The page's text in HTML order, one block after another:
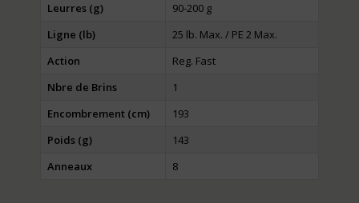
Leurres (g)
90-200 g
Ligne (lb)
25 lb. Max. / PE 2 Max.
Action
Reg. Fast
Nbre de Brins
1
Encombrement (cm)
193
Poids (g)
143
Anneaux
8